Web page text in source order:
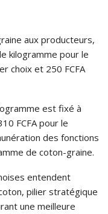
aux producteurs,
kilogramme pour le
choix et 250 FCFA
est fixé à
FCFA pour le
des fonctions
de coton-graine.
entendent
pilier stratégique
une meilleure